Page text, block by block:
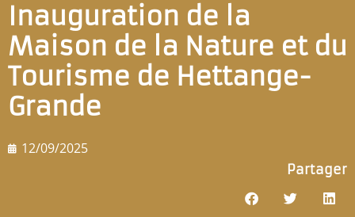
Inauguration de la
Maison de la Nature et du
Tourisme de Hettange-
Grande
12/09/2025
Partager